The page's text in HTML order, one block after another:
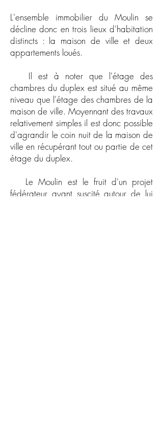
L'ensemble immobilier du Moulin se
décline donc en trois lieux d'habitation
distincts : la maison de ville et deux
appartements loués.
Il est à noter que l'étage des
chambres du duplex est situé au même
niveau que l'étage des chambres de la
maison de ville. Moyennant des travaux
relativement simples il est donc possible
d'agrandir le coin nuit de la maison de
ville en récupérant tout ou partie de cet
étage du duplex.
Le Moulin est le fruit d'un projet
fédérateur ayant suscité autour de lui